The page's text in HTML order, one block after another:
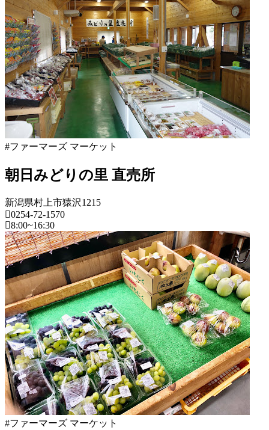
マ
ー
ケ
ッ
ト
2022
年
8
月
18
日
年
月
20
直
売
ね
と
県
フ
ァ
ー
マ
ー
ズ
マ
ー
ケ
ッ
2022
8
月
18
日
2022
年
8
月
20
日
直
売
所
ね
と
#ファーマーズ マーケット
朝日みどりの里 直売所
新潟県村上市猿沢1215
0254-72-1570
8:00~16:30
新
潟
県
フ
ァ
ー
マ
ー
ズ
マ
ー
ケ
ッ
ト
#ファーマーズ マーケット